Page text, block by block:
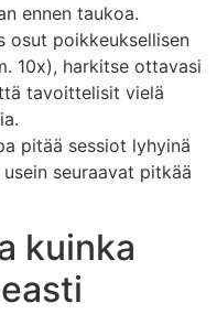
ennen taukoa.
osut poikkeuksellisen
10x), harkitse ottavasi
tavoittelisit vielä
pitää sessiot lyhyinä
seuraavat pitkää
kuinka